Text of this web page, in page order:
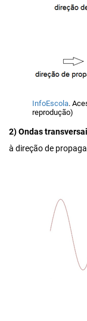
InfoEscola.
reprodução)
2) Ondas
à direção de